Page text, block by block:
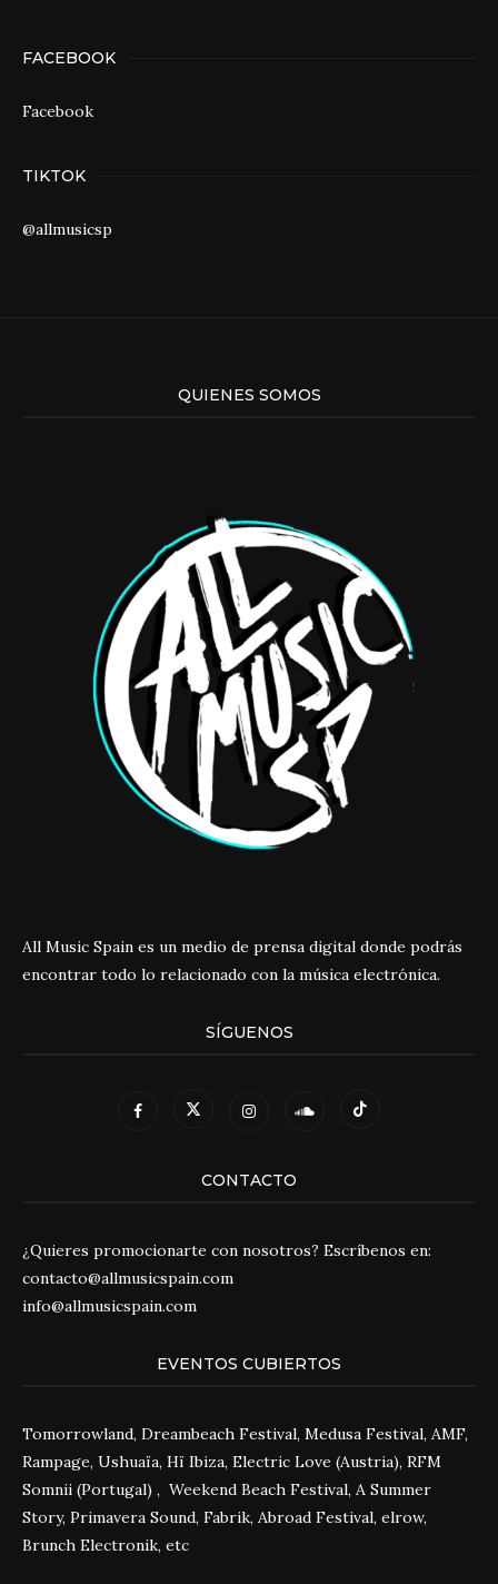
FACEBOOK
Facebook
TIKTOK
@allmusicsp
QUIENES SOMOS
All Music Spain es un medio de prensa digital donde podrás
encontrar todo lo relacionado con la música electrónica.
SÍGUENOS
CONTACTO
¿Quieres promocionarte con nosotros? Escríbenos en:
contacto@allmusicspain.com
info@allmusicspain.com
EVENTOS CUBIERTOS
Tomorrowland, Dreambeach Festival, Medusa Festival, AMF,
Rampage, Ushuaïa, Hï Ibiza, Electric Love (Austria), RFM
Somnii (Portugal) , Weekend Beach Festival, A Summer
Story, Primavera Sound, Fabrik, Abroad Festival, elrow,
Brunch Electronik, etc